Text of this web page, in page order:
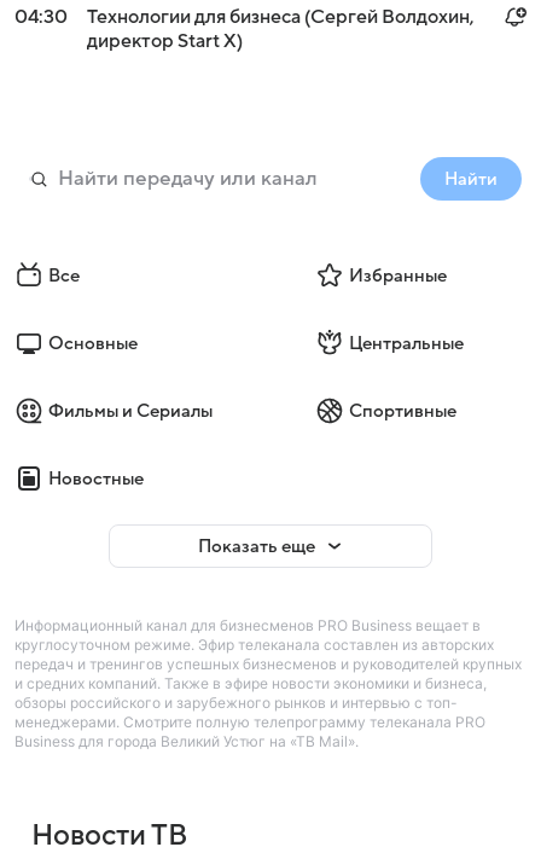
04:30
Технологии для бизнеса (Сергей Волдохин,
директор Start X)
Найти
Все Избранные
Основные Центральные
Фильмы и Сериалы Спортивные
Новостные
Показать еще
Информационный канал для бизнесменов PRO Business вещает в
круглосуточном режиме. Эфир телеканала составлен из авторских
передач и тренингов успешных бизнесменов и руководителей крупных
и средних компаний. Также в эфире новости экономики и бизнеса,
обзоры российского и зарубежного рынков и интервью с топ-
менеджерами. Смотрите полную телепрограмму телеканала PRO
Business для города Великий Устюг на «ТВ Mail».
Новости ТВ